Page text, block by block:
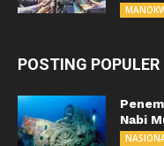
POSTING POPULER
Nabi